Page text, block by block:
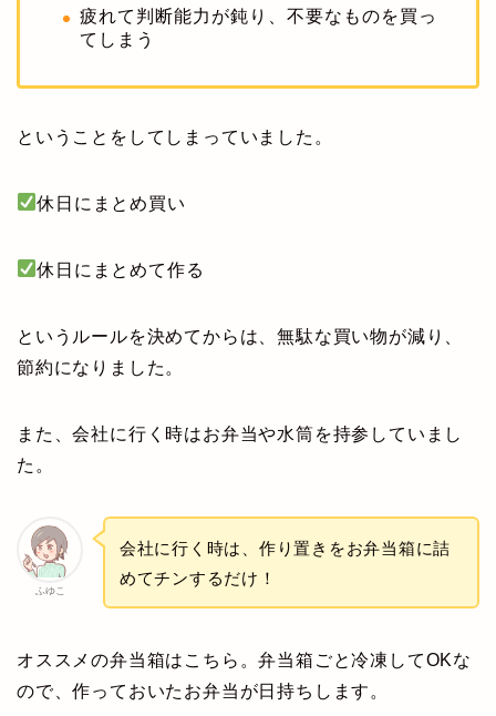
疲れて判断能力が鈍り、不要なものを買っ
てしまう
ということをしてしまっていました。
休日にまとめ買い
休日にまとめて作る
というルールを決めてからは、無駄な買い物が減り、
節約になりました。
また、会社に行く時はお弁当や水筒を持参していまし
た。
ふゆこ
会社に行く時は、作り置きをお弁当箱に詰
めてチンするだけ！
オススメの弁当箱はこちら。弁当箱ごと冷凍してOKな
ので、作っておいたお弁当が日持ちします。